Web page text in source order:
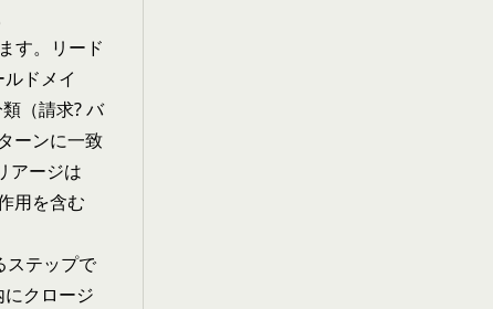
す。リード
ドメイ
（請求? バ
ーンに一致
アージは
用を含む
ステップで
クロージ